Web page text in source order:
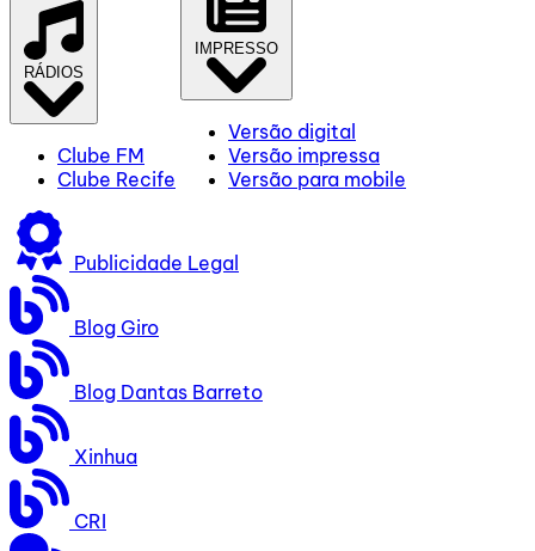
RÁDIOS
Clube FM
Clube Recife
IMPRESSO
Versão digital
Versão impressa
Versão para mobile
Publicidade Legal
Blog Giro
Blog Dantas Barreto
Xinhua
CRI